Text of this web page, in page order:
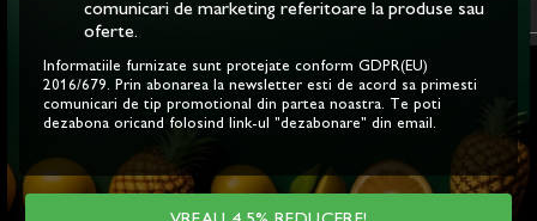
DESPRE
ACASA
BENEFICIILE CATINEI
MAGAZIN
VEZI MAGAZIN
PRODUSE FROOTYA
PRODUSE ORANGE VALLEY
OK
comunicari de marketing referitoare la produse sau
oferte.
Informatiile furnizate sunt protejate conform GDPR(EU)
2016/679. Prin abonarea la newsletter esti de acord sa primesti
comunicari de tip promotional din partea noastra. Te poti
dezabona oricand folosind link-ul "dezabonare" din email.